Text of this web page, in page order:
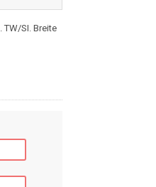
TW/SI. Breite